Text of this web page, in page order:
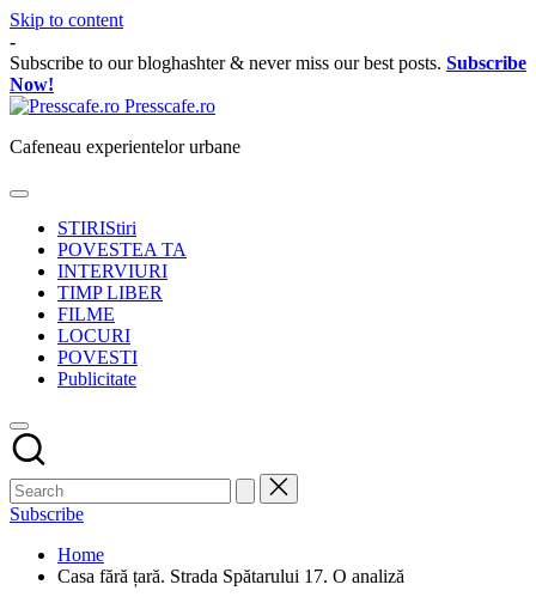
Skip to content
-
Subscribe to our bloghashter & never miss our best posts. Subscribe
Now!
Presscafe.ro
Cafeneau experientelor urbane
STIRIStiri
POVESTEA TA
INTERVIURI
TIMP LIBER
FILME
LOCURI
POVESTI
Publicitate
Subscribe
Home
Casa fără țară. Strada Spătarului 17. O analiză